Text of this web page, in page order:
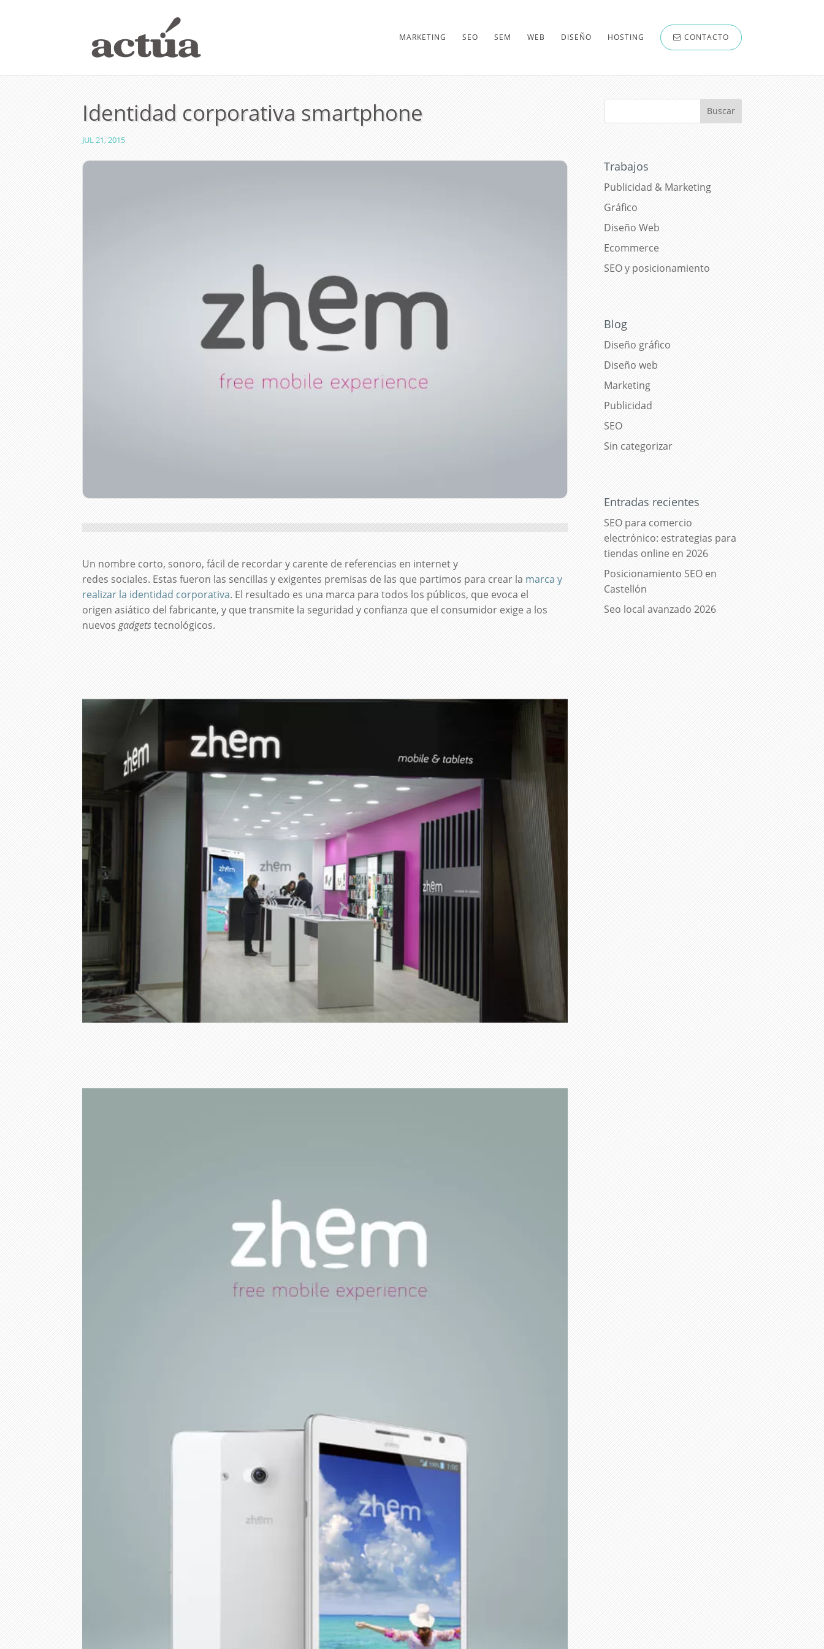
MARKETING SEO SEM WEB DISEÑO HOSTING CONTACTO
Identidad corporativa smartphone
JUL 21, 2015
Un nombre corto, sonoro, fácil de recordar y carente de referencias en internet y
redes sociales. Estas fueron las sencillas y exigentes premisas de las que partimos para crear la marca y
realizar la identidad corporativa. El resultado es una marca para todos los públicos, que evoca el
origen asiático del fabricante, y que transmite la seguridad y confianza que el consumidor exige a los
nuevosgadgetstecnológicos.
Trabajos
Publicidad & Marketing
Gráfico
Diseño Web
Ecommerce
SEO y posicionamiento
Blog
Diseño gráfico
Diseño web
Marketing
Publicidad
SEO
Sin categorizar
Entradas recientes
SEO para comercio
electrónico: estrategias para
tiendas online en 2026
Posicionamiento SEO en
Castellón
Seo local avanzado 2026